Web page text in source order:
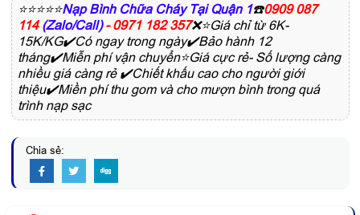
⭐⭐⭐⭐⭐Nạp Bình Chữa Cháy Tại Quận 1☎️0909 087
114 (Zalo/Call) - 0971 182 357❌⭐Giá chỉ từ 6K-
15K/KG✔️Có ngay trong ngày✔️Bảo hành 12
tháng✔️Miễn phí vận chuyển⭐Giá cực rẻ- Số lượng càng
nhiều giá càng rẻ ✔️Chiết khấu cao cho người giới
thiệu✔️Miền phí thu gom và cho mượn bình trong quá
trình nạp sạc
Chia sẻ: